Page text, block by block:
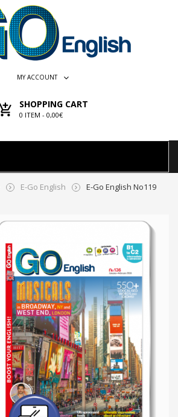
MY ACCOUNT
SHOPPING CART
0 ITEM - 0,00€
E-Go English E-Go English No119